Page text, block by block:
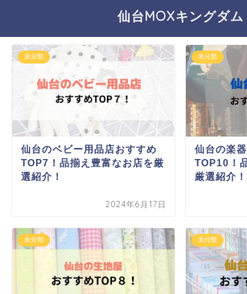
仙台MOXキングダム
未分類
仙台のベビー用品店おすすめ
TOP7！品揃え豊富なお店を厳
選紹介！
2024年6月17日
未分類
仙台の楽
TOP10！
厳選紹介！
未分類 未分類